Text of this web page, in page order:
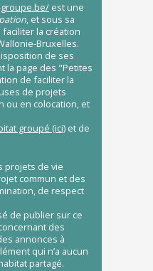
est une
, et sous sa
la création
Bruxelles.
de ses
la page des "Petites
de faciliter la
de projets
ou en colocation, et
groupé (ici) et de
projets de vie
commun et des
de respect
de publier sur ce
des
annonces à
qui n’a aucun
partagé.